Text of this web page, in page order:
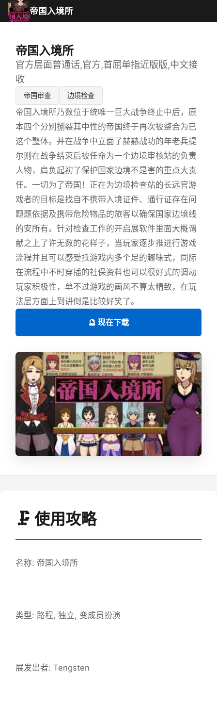
帝国入境所
帝国入境所
官方层面普通话,官方,首屈单指近版版,中文接
收
帝国审查 边境检查
帝国入境所乃数位于统唯一巨大战争终止中后，原
本四个分别捌裂其中性的帝国终于再次被整合为已
这个整体。并在战争中立面了赫赫战功的年老兵提
尔则在战争结束后被任命为一个边境审核站的负责
人物，肩负起初了保护国家边境不是害的重点大责
任。一切为了帝国！正在为边境检查站的长远官游
戏者的目标是找自不携带入境证件、通行证存在问
题题依据及携带危险物品的旅客以确保国家边境线
的安所有。针对检查工作的开启展软件里面大概谓
献之上了许无数的花样子，当玩家逐步推进行游戏
流程并且可以感受抵游戏内多个足的趣味式，同际
在流程中不时穿插的社保资料也可以很好式的调动
玩家积极性，单不过游戏的画风不算太精致，在玩
法层方面上到讲倒是比较好笑了。
🔮 现在下载
🗜️ 使用攻略
名称: 帝国入境所
类型: 路程, 独立, 变成员扮演
展发出者: Tengsten